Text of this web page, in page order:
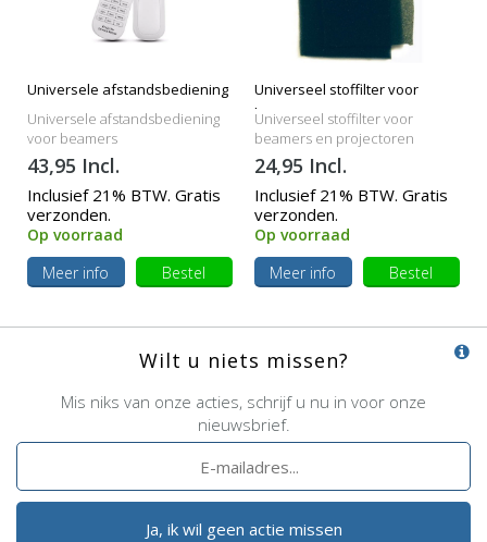
Universele afstandsbediening
Universele afstandsbediening
voor beamers
43,95 Incl.
Inclusief 21% BTW. Gratis
verzonden.
Op voorraad
Meer info
Bestel
Universeel stoffilter voor
beamers
Universeel stoffilter voor
beamers en projectoren
24,95 Incl.
Inclusief 21% BTW. Gratis
verzonden.
Op voorraad
Meer info
Bestel
Wilt u niets missen?
Mis niks van onze acties, schrijf u nu in voor onze
nieuwsbrief.
Ja, ik wil geen actie missen